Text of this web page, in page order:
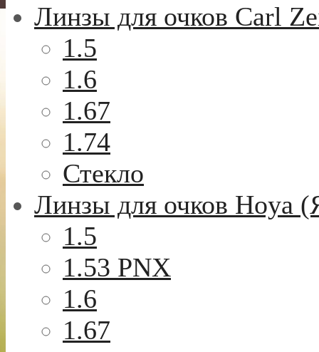
Линзы для очков Carl
1.5
1.6
1.67
1.74
Стекло
Линзы для очков Hoya
1.5
1.53 PNX
1.6
1.67